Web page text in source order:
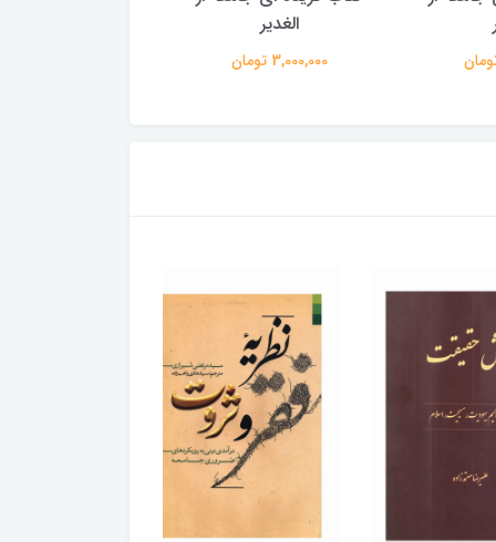
الغدیر
3,000,000 تومان